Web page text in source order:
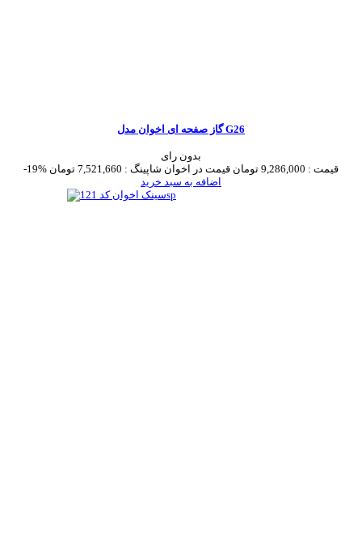
گاز صفحه ای اخوان مدل G26
بدون رای
-19%
قیمت : 9,286,000 تومان قیمت در اخوان شاپینگ : 7,521,660 تومان
اضافه به سبد خرید